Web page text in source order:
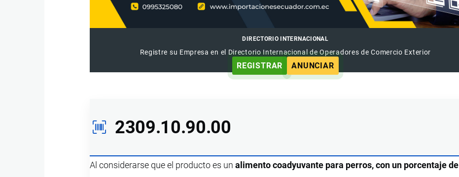
DIRECTORIO INTERNACIONAL
Registre su Empresa en el Directorio Internacional de Operadores de Comercio Exterior
REGISTRAR ANUNCIAR
2309.10.90.00
Al considerarse que el producto es unalimento coadyuvante para perros, con un porcentaje de